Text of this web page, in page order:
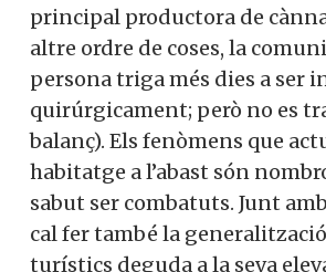
principal productora de
altre ordre de coses, la
persona triga més dies a ser
quirúrgicament; però no es
balanç). Els fenòmens que
habitatge a l’abast són
sabut ser combatuts. Junt
cal fer també la
turístics deguda a la seva